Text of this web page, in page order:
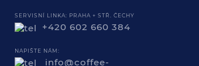
SERVISNÍ LINKA: PRAHA + STŘ. ČECHY
+420 602 660 384
NAPIŠTE NÁM:
info@coffee-